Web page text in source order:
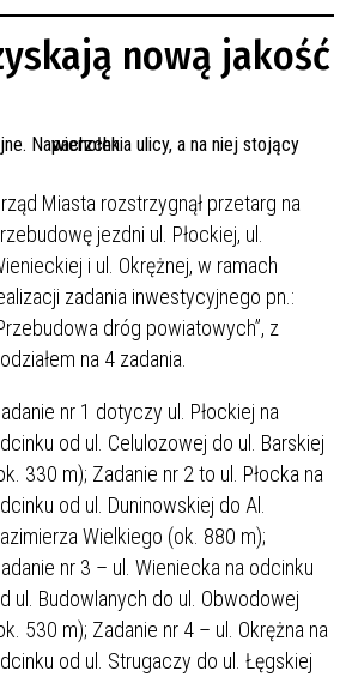
nową jakość
Miasta rozstrzygnął przetarg na
jezdni ul. Płockiej, ul.
i ul. Okrężnej, w ramach
zadania inwestycyjnego pn.:
dróg powiatowych”, z
na 4 zadania.
nr 1 dotyczy ul. Płockiej na
od ul. Celulozowej do ul. Barskiej
330 m); Zadanie nr 2 to ul. Płocka na
od ul. Duninowskiej do Al.
Wielkiego (ok. 880 m);
nr 3 – ul. Wieniecka na odcinku
ul. Budowlanych do ul. Obwodowej
530 m); Zadanie nr 4 – ul. Okrężna na
od ul. Strugaczy do ul. Łęgskiej